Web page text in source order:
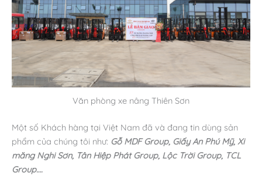
Văn phòng xe nâng Thiên Sơn
Một số Khách hàng tại Việt Nam đã và đang tin dùng sản
phẩm của chúng tôi như: Gỗ MDF Group, Giấy An Phú Mỹ, Xi
măng Nghi Sơn, Tân Hiệp Phát Group, Lộc Trời Group, TCL
Group….